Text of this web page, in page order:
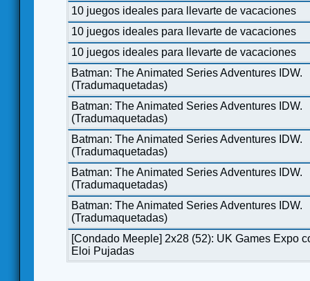
10 juegos ideales para llevarte de vacaciones
10 juegos ideales para llevarte de vacaciones
10 juegos ideales para llevarte de vacaciones
Batman: The Animated Series Adventures IDW.
(Tradumaquetadas)
Batman: The Animated Series Adventures IDW.
(Tradumaquetadas)
Batman: The Animated Series Adventures IDW.
(Tradumaquetadas)
Batman: The Animated Series Adventures IDW.
(Tradumaquetadas)
Batman: The Animated Series Adventures IDW.
(Tradumaquetadas)
[Condado Meeple] 2x28 (52): UK Games Expo
Eloi Pujadas